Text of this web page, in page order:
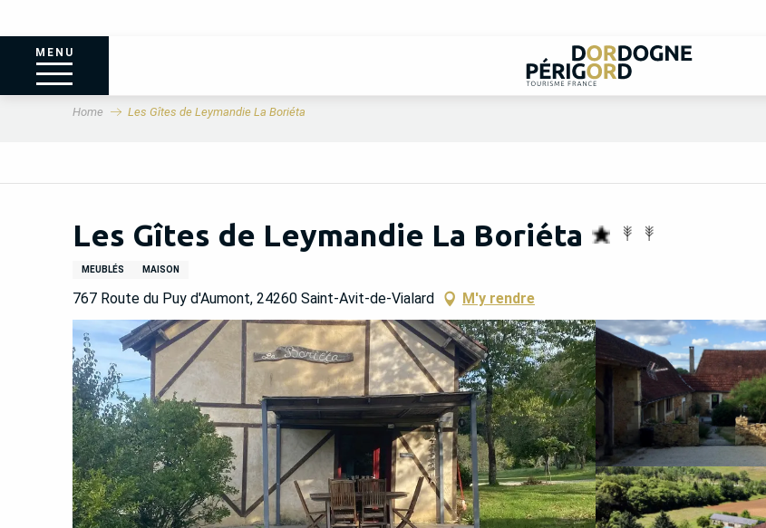
MENU
Home Les Gîtes de Leymandie La Boriéta
Les Gîtes de Leymandie La Boriéta
MEUBLÉS MAISON
767 Route du Puy d'Aumont, 24260 Saint-Avit-de-Vialard M'y rendre